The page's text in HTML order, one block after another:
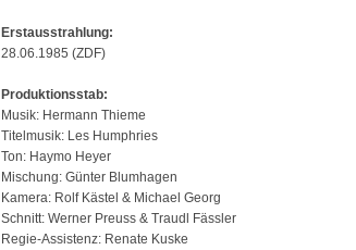
Erstausstrahlung:
28.06.1985 (ZDF)
Produktionsstab:
Musik: Hermann Thieme
Titelmusik: Les Humphries
Ton: Haymo Heyer
Mischung: Günter Blumhagen
Kamera: Rolf Kästel & Michael Georg
Schnitt: Werner Preuss & Traudl Fässler
Regie-Assistenz: Renate Kuske